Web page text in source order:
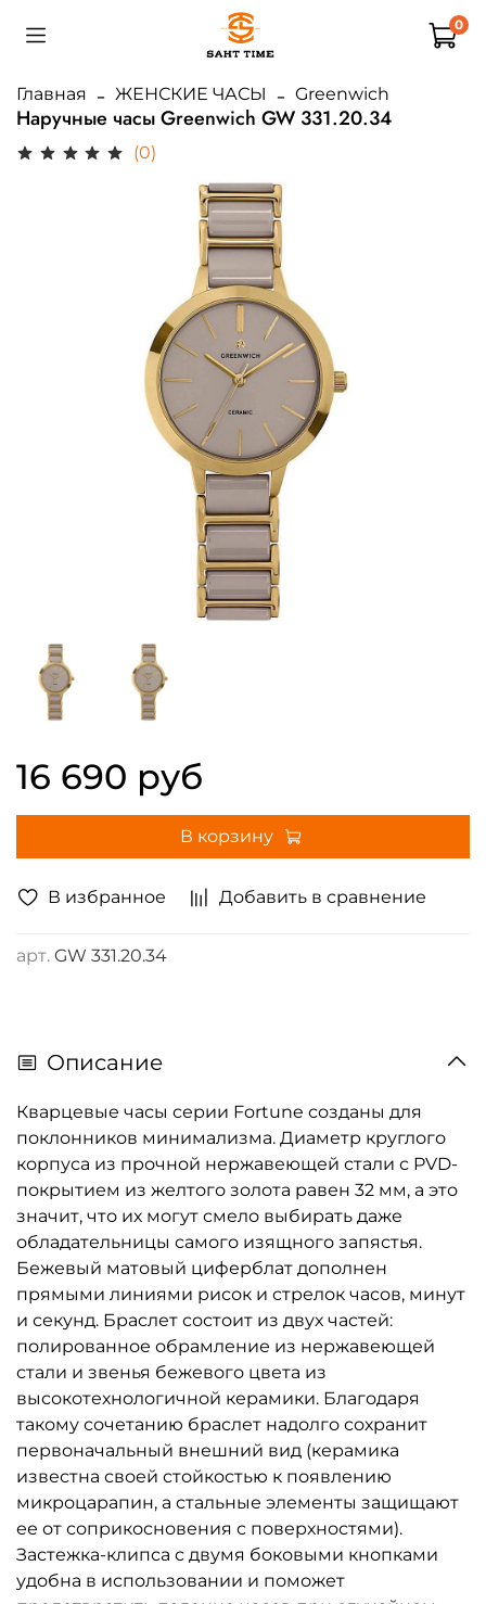
0
Главная ЖЕНСКИЕ ЧАСЫ Greenwich
Наручные часы Greenwich GW 331.20.34
(0)
В избранное Добавить в сравнение
арт. GW 331.20.34
16 690 руб
В корзину
Описание
Кварцевые часы серии Fortune созданы для
поклонников минимализма. Диаметр круглого
корпуса из прочной нержавеющей стали с PVD-
покрытием из желтого золота равен 32 мм, а это
значит, что их могут смело выбирать даже
обладательницы самого изящного запястья.
Бежевый матовый циферблат дополнен
прямыми линиями рисок и стрелок часов, минут
и секунд. Браслет состоит из двух частей:
полированное обрамление из нержавеющей
стали и звенья бежевого цвета из
высокотехнологичной керамики. Благодаря
такому сочетанию браслет надолго сохранит
первоначальный внешний вид (керамика
известна своей стойкостью к появлению
микроцарапин, а стальные элементы защищают
ее от соприкосновения с поверхностями).
Застежка-клипса с двумя боковыми кнопками
удобна в использовании и поможет